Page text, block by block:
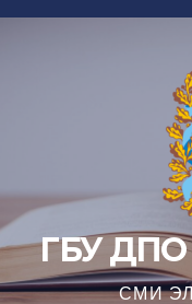
Перейти
ГБУ ДПО
СМИ